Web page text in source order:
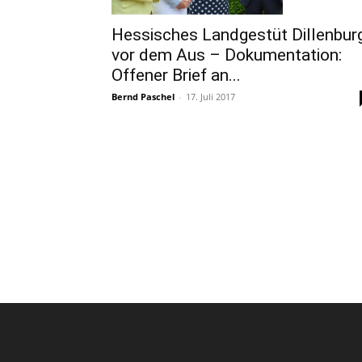
Hessisches Landgestüt
vor dem Aus – Dokumentation:
Offener Brief an...
Bernd Paschel - 17. Juli 2017